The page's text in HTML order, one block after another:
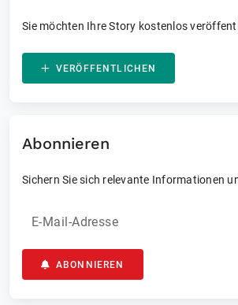
Sie möchten Ihre Story kostenlos
VERÖFFENTLICHEN
Abonnieren
Sichern Sie sich relevante Informationen
E-Mail-Adresse
ABONNIEREN